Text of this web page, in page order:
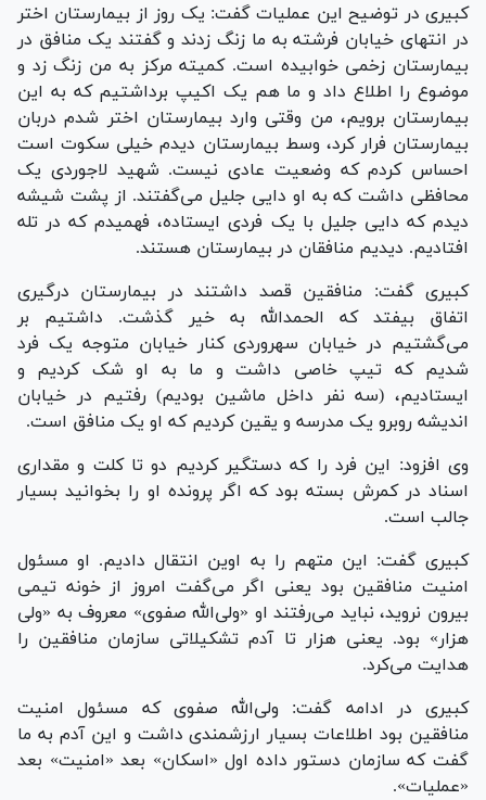
کبیری در توضیح این عملیات گفت: یک روز از بیمارستان اختر
در انتهای خیابان فرشته به ما زنگ زدند و گفتند یک منافق در
بیمارستان زخمی خوابیده است. کمیته مرکز به من زنگ زد و
موضوع را اطلاع داد و ما هم یک اکیپ برداشتیم که به این
بیمارستان برویم، من وقتی وارد بیمارستان اختر شدم دربان
بیمارستان فرار کرد، وسط بیمارستان دیدم خیلی سکوت است
احساس کردم که وضعیت عادی نیست. شهید لاجوردی یک
محافظی داشت که به او دایی جلیل می‌گفتند. از پشت شیشه
دیدم که دایی جلیل با یک فردی ایستاده، فهمیدم که در تله
افتادیم. دیدیم منافقان در بیمارستان هستند.
کبیری گفت: منافقین قصد داشتند در بیمارستان درگیری
اتفاق بیفتد که الحمدالله به خیر گذشت. داشتیم بر
می‌گشتیم در خیابان سهروردی کنار خیابان متوجه یک فرد
شدیم که تیپ خاصی داشت و ما به او شک کردیم و
ایستادیم، (سه نفر داخل ماشین بودیم) رفتیم در خیابان
اندیشه روبرو یک مدرسه و یقین کردیم که او یک منافق است.
وی افزود: این فرد را که دستگیر کردیم دو تا کلت و مقداری
اسناد در کمرش بسته بود که اگر پرونده او را بخوانید بسیار
جالب است.
کبیری گفت: این متهم را به اوین انتقال دادیم. او مسئول
امنیت منافقین بود یعنی اگر می‌گفت امروز از خونه تیمی
بیرون نروید، نباید می‌رفتند او «ولی‌الله صفوی» معروف به «ولی
هزار» بود. یعنی هزار تا آدم تشکیلاتی سازمان منافقین را
هدایت می‌کرد.
کبیری در ادامه گفت: ولی‌الله صفوی که مسئول امنیت
منافقین بود اطلاعات بسیار ارزشمندی داشت و این آدم به ما
گفت که سازمان دستور داده اول «اسکان» بعد «امنیت» بعد
«عملیات».